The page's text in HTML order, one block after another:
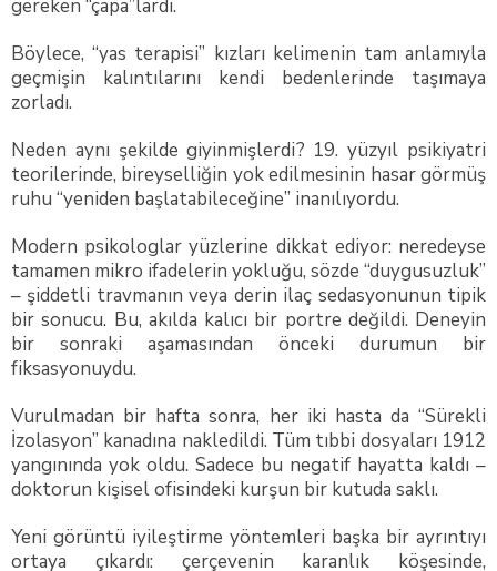
gereken “çapa”lardı.
Böylece, “yas terapisi” kızları kelimenin tam anlamıyla
geçmişin kalıntılarını kendi bedenlerinde taşımaya
zorladı.
Neden aynı şekilde giyinmişlerdi? 19. yüzyıl psikiyatri
teorilerinde, bireyselliğin yok edilmesinin hasar görmüş
ruhu “yeniden başlatabileceğine” inanılıyordu.
Modern psikologlar yüzlerine dikkat ediyor: neredeyse
tamamen mikro ifadelerin yokluğu, sözde “duygusuzluk”
– şiddetli travmanın veya derin ilaç sedasyonunun tipik
bir sonucu. Bu, akılda kalıcı bir portre değildi. Deneyin
bir sonraki aşamasından önceki durumun bir
fiksasyonuydu.
Vurulmadan bir hafta sonra, her iki hasta da “Sürekli
İzolasyon” kanadına nakledildi. Tüm tıbbi dosyaları 1912
yangınında yok oldu. Sadece bu negatif hayatta kaldı –
doktorun kişisel ofisindeki kurşun bir kutuda saklı.
Yeni görüntü iyileştirme yöntemleri başka bir ayrıntıyı
ortaya çıkardı: çerçevenin karanlık köşesinde,